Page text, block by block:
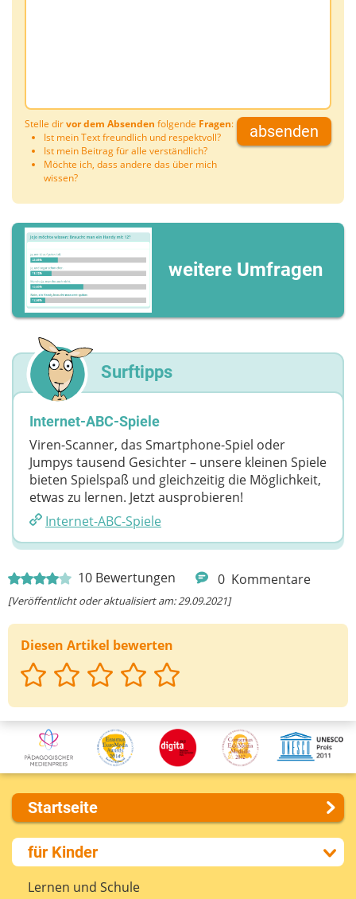
Stelle dirvor dem Absenden folgende Fragen:
Ist mein Text freundlich und respektvoll?
Ist mein Beitrag für alle verständlich?
Möchte ich, dass andere das über mich
wissen?
absenden
10 Bewertungen 0 Kommentare
[Veröffentlicht oder aktualisiert am: 29.09.2021]
Diesen Artikel bewerten
weitere Umfragen
Surftipps
Internet-ABC-Spiele
Viren-Scanner, das Smartphone-Spiel oder
Jumpys tausend Gesichter – unsere kleinen Spiele
bieten Spielspaß und gleichzeitig die Möglichkeit,
etwas zu lernen. Jetzt ausprobieren!
Internet-ABC-Spiele
Startseite
Über uns
Presse
Kontakt
für Kinder
Lernen und Schule